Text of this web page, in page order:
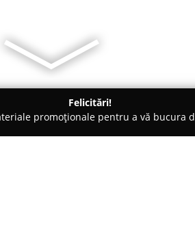
Felicitări!
promoționale pentru a vă bucura